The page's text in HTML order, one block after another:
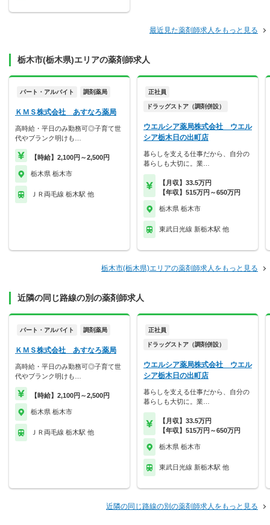
最近見た薬剤師求人をもっと見る
栃木市(栃木県)エリアの薬剤師求人
パート・アルバイト 調剤薬局
ＫＭＳ株式会社 あすなろ薬局
高時給・平日のみ勤務可◎子育て世
代やブランク明けも…
【時給】2,100円～2,500円
栃木県 栃木市
ＪＲ両毛線 栃木駅 他
正社員
ドラッグストア（調剤併設）
ウエルシア薬局株式会社 ウエル
シア栃木日の出町店
暮らしを支える仕事だから、自分の
暮らしも大切に。業…
【月収】33.5万円
【年収】515万円～650万円
栃木県 栃木市
東武日光線 新栃木駅 他
栃木市(栃木県)エリアの薬剤師求人をもっと見る
近隣の同じ路線の別の薬剤師求人
パート・アルバイト 調剤薬局
ＫＭＳ株式会社 あすなろ薬局
高時給・平日のみ勤務可◎子育て世
代やブランク明けも…
【時給】2,100円～2,500円
栃木県 栃木市
ＪＲ両毛線 栃木駅 他
正社員
ドラッグストア（調剤併設）
ウエルシア薬局株式会社 ウエル
シア栃木日の出町店
暮らしを支える仕事だから、自分の
暮らしも大切に。業…
【月収】33.5万円
【年収】515万円～650万円
栃木県 栃木市
東武日光線 新栃木駅 他
近隣の同じ路線の別の薬剤師求人をもっと見る